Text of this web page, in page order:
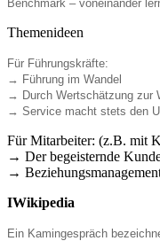
Benchmark – voneinander
Themenideen
Für Führungskräfte:
→ Führung im Wandel
→ Durch Wertschätzung zur
→ Service macht stets den
Für Mitarbeiter: (z.B. mit
→ Der begeisternde
→
IWikipedia
Ein Kamingespräch